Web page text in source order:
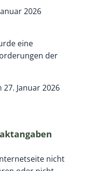
2026
eine
der
Januar 2026
nicht